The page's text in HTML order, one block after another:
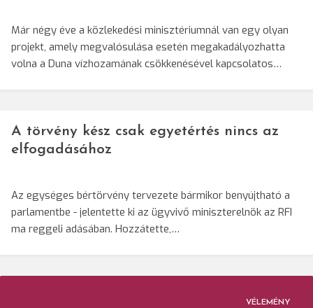
Már négy éve a közlekedési minisztériumnál van egy olyan
projekt, amely megvalósulása esetén megakadályozhatta
volna a Duna vízhozamának csökkenésével kapcsolatos…
A törvény kész csak egyetértés nincs az
elfogadásához
Az egységes bértörvény tervezete bármikor benyújtható a
parlamentbe - jelentette ki az ügyvivő miniszterelnök az RFI
ma reggeli adásában. Hozzátette,…
VÉLEMÉNY